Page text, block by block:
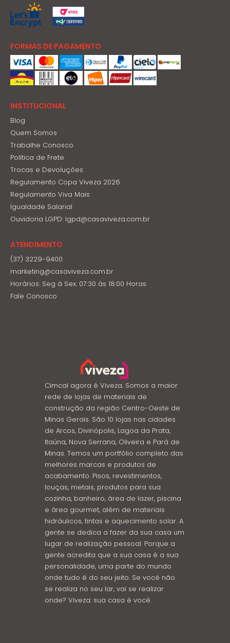
FORMAS DE PAGAMENTO
INSTITUCIONAL
Blog
Quem Somos
Trabalhe Conosco
Política de Frete
Trocas e Devoluções
Regulamento Copa Viveza 2026
Regulamento Viva Mais
Igualdade Salarial
Ouvidoria LGPD: lgpd@casaviveza.com.br
ATENDIMENTO
(37) 3229-9400
marketing@casaviveza.com.br
Horários: Seg á Sex: 07:30 ás 18:00 Horas
Fale Conosco
Cimcal agora é Viveza. Somos a maior
rede de lojas de materiais de
construção da região Centro-Oeste de
Minas Gerais. São 10 lojas nas cidades
de Arcos, Divinópolis, Lagoa da Prata,
Itaúna, Nova Serrana, Oliveira e Pará de
Minas. Temos um portfólio completo das
melhores marcas e produtos de
acabamento. Pisos, revestimentos,
louças, metais, produtos para sua
cozinha, banheiro, área de lazer, piscina
e área gourmet, além de materiais
hidráulicos, tintas e aquecimento solar. A
gente se dedica a fazer da sua casa um
lugar de realização pessoal. Porque a
gente acredita que a sua casa é a sua
personalidade, uma parte do mundo
onde tudo é do seu jeito. Se você não
se realiza no seu lar, vai se realizar
onde? Viveza: sua casa é você.